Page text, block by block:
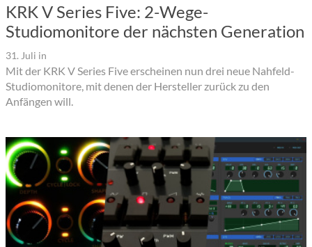
KRK V Series Five: 2-Wege-
Studiomonitore der nächsten Generation
31. Juli in
Mit der KRK V Series Five erscheinen nun drei neue Nahfeld-
Studiomonitore, mit denen der Hersteller zurück zu den
Anfängen will.